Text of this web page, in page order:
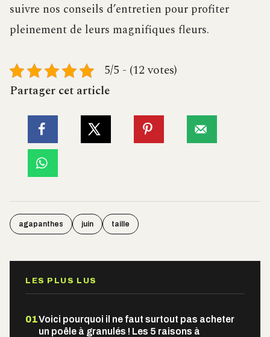
suivre nos conseils d’entretien pour profiter
pleinement de leurs magnifiques fleurs.
5/5 - (12 votes)
Partager cet article
agapanthes juin taille
LES PLUS LUS
01Voici pourquoi il ne faut surtout pas acheter
un poêle à granulés ! Les 5 raisons à